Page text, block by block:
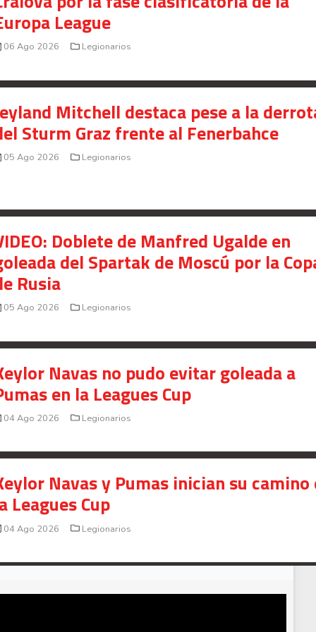
Saprissa a nivel internacional
Celso Borges enfrenta investigación penal por
presunto fraude en bienes gananciales
Your Add Here !!
Radio Actual107.1FM
League
06 Ago 2026 Legionarios
Mitchell destaca pese a la
Sturm Graz frente al Fenerbahce
05 Ago 2026 Legionarios
Doblete de Manfred Ugalde en
del Spartak de Moscú por la
Rusia
05 Ago 2026 Legionarios
Navas no pudo evitar goleada a
en la Leagues Cup
04 Ago 2026 Legionarios
Navas y Pumas inician su camino
Leagues Cup
04 Ago 2026 Legionarios